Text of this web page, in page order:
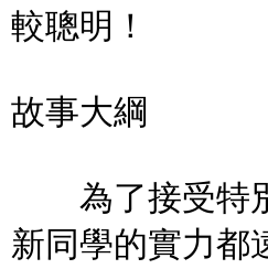
較聰明！
故事大綱
為了接受特別
新同學的實力都